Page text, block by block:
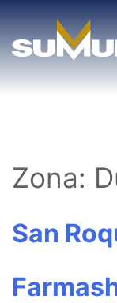
content
Zona:
San